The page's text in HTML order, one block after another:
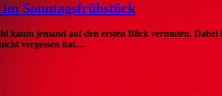
Sonntagsfrühstück
kaum jemand auf den ersten Blick vermuten.
vergessen hat....